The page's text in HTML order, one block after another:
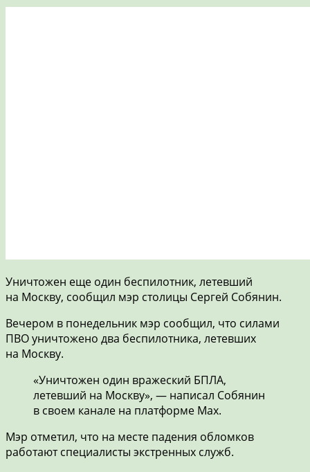
Уничтожен еще один беспилотник, летевший
на Москву, сообщил мэр столицы Сергей Собянин.
Вечером в понедельник мэр сообщил, что силами
ПВО уничтожено два беспилотника, летевших
на Москву.
«Уничтожен один вражеский БПЛА,
летевший на Москву», — написал Собянин
в своем канале на платформе Max.
Мэр отметил, что на месте падения обломков
работают специалисты экстренных служб.